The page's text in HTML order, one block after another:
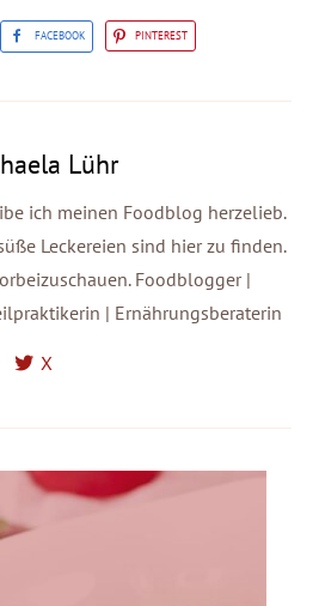
FACEBOOK PINTEREST
Lühr
ich meinen Foodblog herzelieb.
Leckereien sind hier zu finden.
Foodblogger |
| Ernährungsberaterin
X